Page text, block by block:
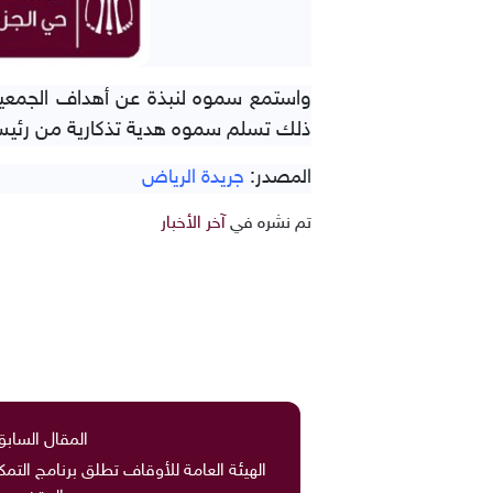
ذلك تسلم سموه هدية تذكارية من
المصدر: جريدة الرياض
تم نشره في آخر الأخبار
المقال
الهيئة العامة للأوقاف تطلق برنامج